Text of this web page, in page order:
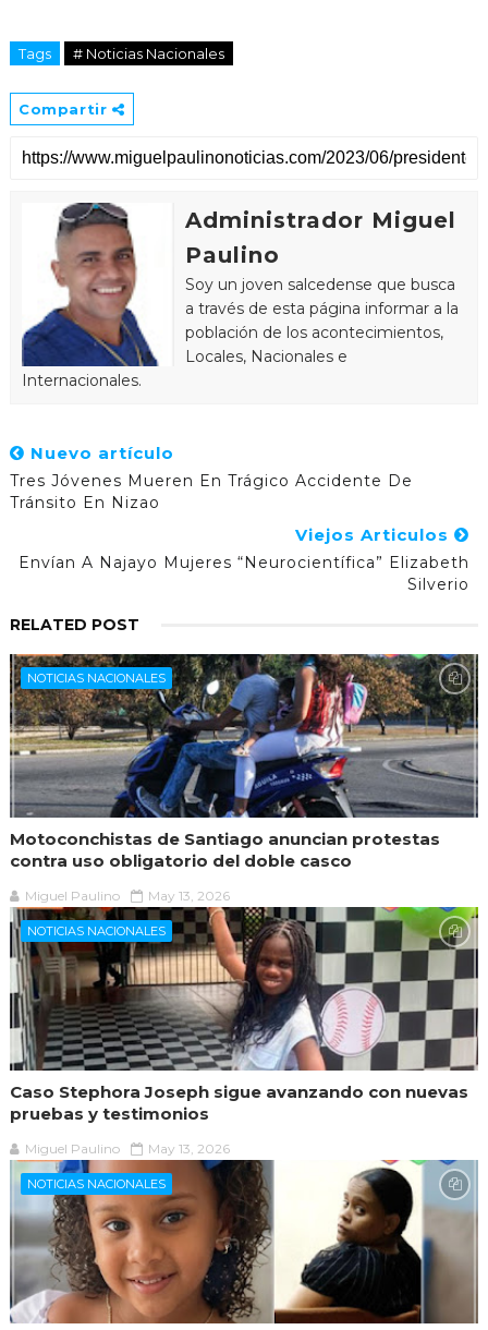
Tags # Noticias Nacionales
Compartir
Administrador Miguel
Paulino
Soy un joven salcedense que busca
a través de esta página informar a la
población de los acontecimientos,
Locales, Nacionales e
Internacionales.
Nuevo artículo
Tres Jóvenes Mueren En Trágico Accidente De
Tránsito En Nizao
Viejos Articulos
Envían A Najayo Mujeres “neurocientífica” Elizabeth
Silverio
RELATED POST
NOTICIAS NACIONALES
Motoconchistas de Santiago anuncian protestas
contra uso obligatorio del doble casco
Miguel Paulino May 13, 2026
NOTICIAS NACIONALES
Caso Stephora Joseph sigue avanzando con nuevas
pruebas y testimonios
Miguel Paulino May 13, 2026
NOTICIAS NACIONALES